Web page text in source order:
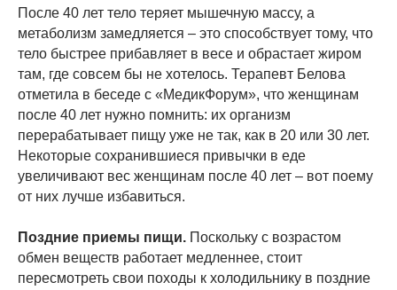
После 40 лет тело теряет мышечную массу, а
метаболизм замедляется – это способствует тому, что
тело быстрее прибавляет в весе и обрастает жиром
там, где совсем бы не хотелось. Терапевт Белова
отметила в беседе с «МедикФорум», что женщинам
после 40 лет нужно помнить: их организм
перерабатывает пищу уже не так, как в 20 или 30 лет.
Некоторые сохранившиеся привычки в еде
увеличивают вес женщинам после 40 лет – вот поему
от них лучше избавиться.
Поздние приемы пищи. Поскольку с возрастом
обмен веществ работает медленнее, стоит
пересмотреть свои походы к холодильнику в поздние